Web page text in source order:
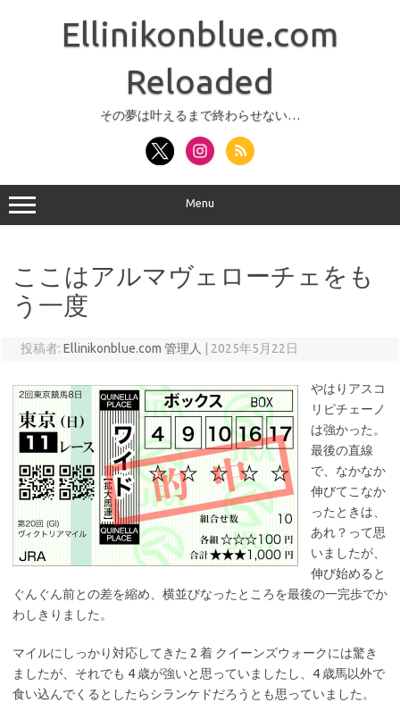
Ellinikonblue.com
Reloaded
その夢は叶えるまで終わらせない…
Menu
ここはアルマヴェローチェをも
う一度
投稿者: Ellinikonblue.com 管理人 2025年5月22日
やはりアスコ
リピチェーノ
は強かった。
最後の直線
で、なかなか
伸びてこなか
ったときは、
あれ？って思
いましたが、
伸び始めると
ぐんぐん前との差を縮め、横並びなったところを最後の一完歩でか
わしきりました。
マイルにしっかり対応してきた 2 着 クイーンズウォークには驚き
ましたが、それでも 4 歳が強いと思っていましたし、4 歳馬以外で
食い込んでくるとしたらシランケドだろうとも思っていました。